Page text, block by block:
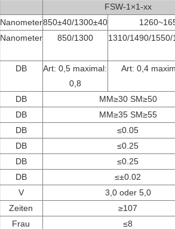
FSW-1×1-xx
Nanometer850±40/1300±40
Nanometer 850/1300 1310/1490/
DB
Art: 0,5 maximal:
0,8
Art: 0,4
DB
MM≥30 SM≥50
DB
MM≥35 SM≥55
DB
≤0.05
DB
≤0.25
DB
≤0.25
DB
≤±0.02
V
3,0 oder 5,0
Zeiten
≥107
Frau
≤8